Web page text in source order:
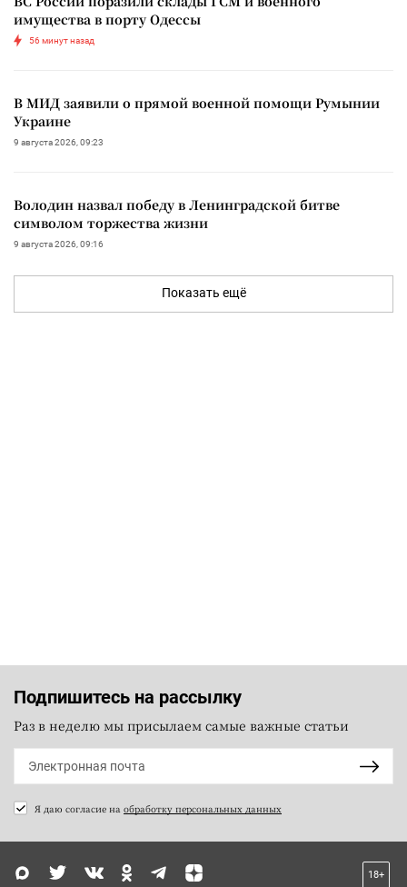
имущества в порту Одессы
56 минут назад
В МИД заявили о прямой военной помощи Румынии
Украине
9 августа 2026, 09:23
Володин назвал победу в Ленинградской битве
символом торжества жизни
9 августа 2026, 09:16
Показать ещё
Подпишитесь на рассылку
Раз в неделю мы присылаем самые важные статьи
Я даю согласие на обработку персональных данных
18+